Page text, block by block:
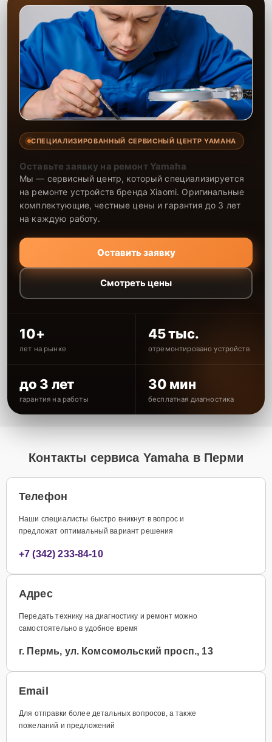
СПЕЦИАЛИЗИРОВАННЫЙ СЕРВИСНЫЙ ЦЕНТР YAMAHA
Оставьте заявку на ремонт Yamaha
Мы — сервисный центр, который специализируется
на ремонте устройств бренда Xiaomi. Оригинальные
комплектующие, честные цены и гарантия до 3 лет
на каждую работу.
Оставить заявку
Смотреть цены
10+
лет на рынке
45 тыс.
отремонтировано устройств
до 3 лет
гарантия на работы
30 мин
бесплатная диагностика
Контакты сервиса Yamaha в Перми
Телефон
Наши специалисты быстро вникнут в вопрос и
предложат оптимальный вариант решения
+7 (342) 233-84-10
Адрес
Передать технику на диагностику и ремонт можно
самостоятельно в удобное время
г. Пермь, ул. Комсомольский просп., 13
Email
Для отправки более детальных вопросов, а также
пожеланий и предложений